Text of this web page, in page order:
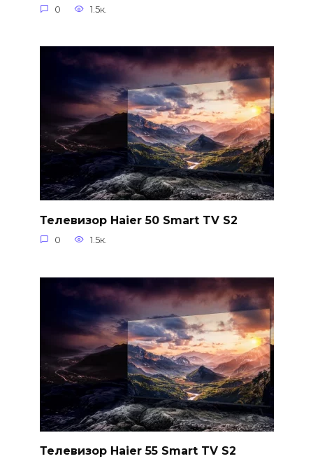
0 1.5к.
Телевизор Haier 50 Smart TV S2
0 1.5к.
Телевизор Haier 55 Smart TV S2